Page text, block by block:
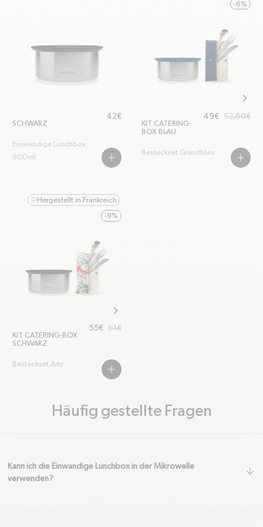
SCHWARZ
Regulärer Preis
42€
Einwandige Lunchbox
900ml
PLUS
-6%
KIT CATERING-
BOX BLAU
49€
Regulärer Preis
52,60€
Besteckset Granitblau
PLUS
flag
Hergestellt in Frankreich
-9%
KIT CATERING-BOX
SCHWARZ
Ausverkaufspreis
55€
Regulärer Preis
61€
Besteckset Arty
PLUS
Häufig gestellte Fragen
Kann ich die Einwandige Lunchbox in der Mikrowelle
verwenden?